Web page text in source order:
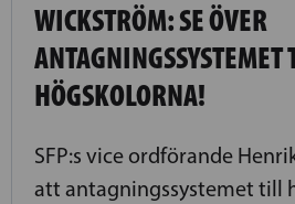
WICKSTRÖM: SE ÖVER
ANTAGNINGSSYSTEMET
HÖGSKOLORNA!
SFP:s vice ordförande
att antagningssystemet till